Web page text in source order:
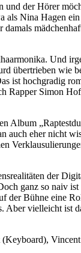
der Hörer
als Nina Hagen
damals
Und
übertrieben
ist hochgradig
Simon
Album
auch eher
der
ganz so naiv
der Bühne eine
vielleicht ist